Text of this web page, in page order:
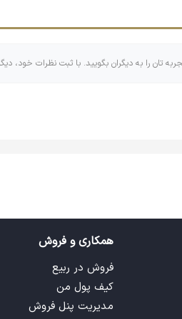
و بزرگ و گاهی مربع و مستطیل
است! با وجود اینکه جاکلیدی ها
تان را به دیگران بگویید. با ثبت نظرات خود،
همکاری و فروش
فروش در ربیع
کیف پول من
مدیریت پنل فروش